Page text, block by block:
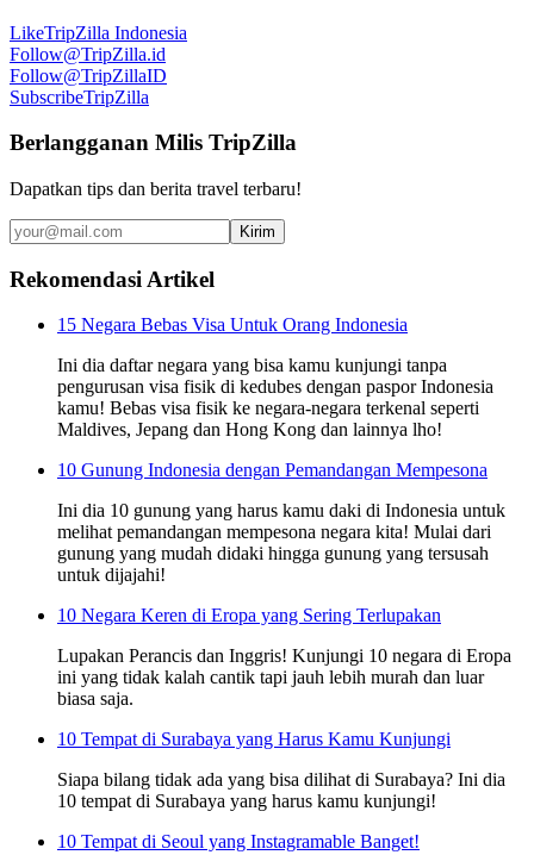
LikeTripZilla Indonesia
Follow@TripZilla.id
Follow@TripZillaID
SubscribeTripZilla
Berlangganan Milis TripZilla
Dapatkan tips dan berita travel terbaru!
Kirim
Rekomendasi Artikel
15 Negara Bebas Visa Untuk Orang Indonesia
Ini dia daftar negara yang bisa kamu kunjungi tanpa
pengurusan visa fisik di kedubes dengan paspor Indonesia
kamu! Bebas visa fisik ke negara-negara terkenal seperti
Maldives, Jepang dan Hong Kong dan lainnya lho!
10 Gunung Indonesia dengan Pemandangan Mempesona
Ini dia 10 gunung yang harus kamu daki di Indonesia untuk
melihat pemandangan mempesona negara kita! Mulai dari
gunung yang mudah didaki hingga gunung yang tersusah
untuk dijajahi!
10 Negara Keren di Eropa yang Sering Terlupakan
Lupakan Perancis dan Inggris! Kunjungi 10 negara di Eropa
ini yang tidak kalah cantik tapi jauh lebih murah dan luar
biasa saja.
10 Tempat di Surabaya yang Harus Kamu Kunjungi
Siapa bilang tidak ada yang bisa dilihat di Surabaya? Ini dia
10 tempat di Surabaya yang harus kamu kunjungi!
10 Tempat di Seoul yang Instagramable Banget!